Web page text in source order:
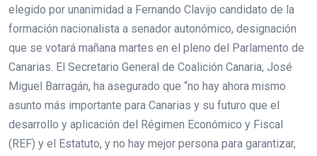
elegido por unanimidad a Fernando Clavijo candidato de la
formación nacionalista a senador autonómico, designación
que se votará mañana martes en el pleno del Parlamento de
Canarias. El Secretario General de Coalición Canaria, José
Miguel Barragán, ha asegurado que “no hay ahora mismo
asunto más importante para Canarias y su futuro que el
desarrollo y aplicación del Régimen Económico y Fiscal
(REF) y el Estatuto, y no hay mejor persona para garantizar,